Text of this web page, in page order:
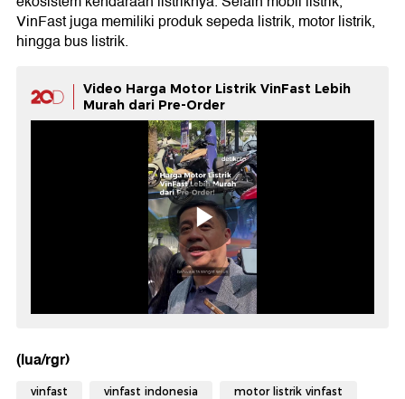
VinFast juga memiliki produk sepeda listrik, motor listrik,
hingga bus listrik.
Video Harga Motor Listrik VinFast Lebih
Murah dari Pre-Order
(lua/rgr)
vinfast vinfast indonesia motor listrik vinfast